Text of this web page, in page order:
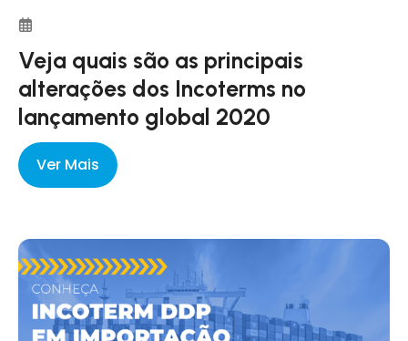
Veja quais são as principais
alterações dos Incoterms no
lançamento global 2020
Ver Mais